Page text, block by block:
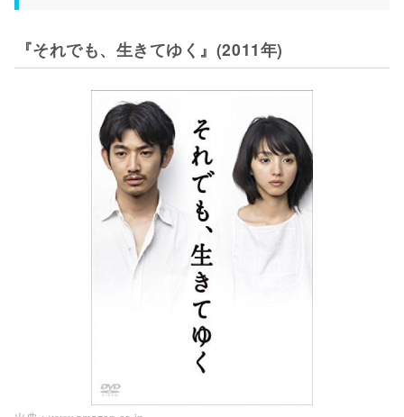
『それでも、生きてゆく』(2011年)